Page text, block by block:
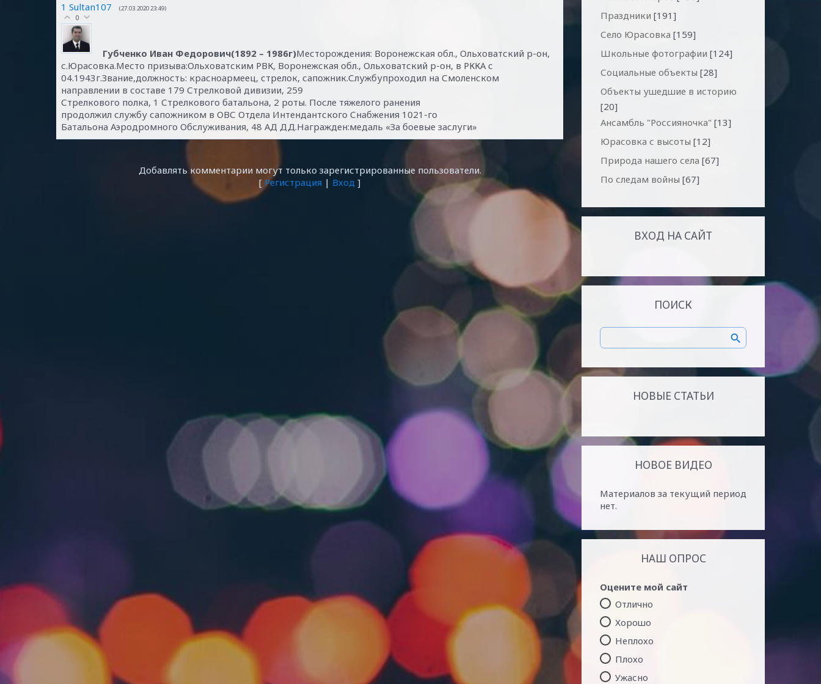
1 Sultan107 (27.03.2020 23:49)
0
Губченко Иван Федорович(1892 – 1986г)Месторождения: Воронежская обл., Ольховатский р-он,
с.Юрасовка.Место призыва:Ольховатским РВК, Воронежская обл., Ольховатский р-он, в РККА с
04.1943г.Звание,должность: красноармеец, стрелок, сапожник.Службупроходил на Смоленском
направлении в составе 179 Стрелковой дивизии, 259
Стрелкового полка, 1 Стрелкового батальона, 2 роты. После тяжелого ранения
продолжил службу сапожником в ОВС Отдела Интендантского Снабжения 1021-го
Батальона Аэродромного Обслуживания, 48 АД ДД.Награжден:медаль «За боевые заслуги»
Добавлять комментарии могут только зарегистрированные пользователи.
[ Регистрация | Вход ]
Праздники [191]
Село Юрасовка [159]
Школьные фотографии [124]
Социальные объекты [28]
Объекты ушедшие в историю
[20]
Ансамбль "Россияночка" [13]
Юрасовка с высоты [12]
Природа нашего села [67]
По следам войны [67]
ВХОД НА САЙТ
ПОИСК
НОВЫЕ СТАТЬИ
НОВОЕ ВИДЕО
Материалов за текущий период
нет.
НАШ ОПРОС
Оцените мой сайт
Отлично
Хорошо
Неплохо
Плохо
Ужасно